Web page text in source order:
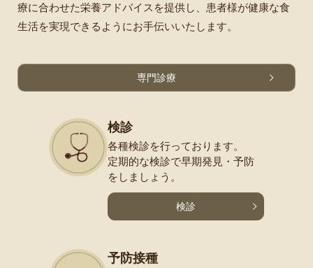
療に合わせた栄養アドバイスを提供し、患者様が健康な食
生活を実現できるようにお手伝いいたします。
専門診療
検診
各種検診を行っております。
定期的な検診で早期発見・ 予防
をしましょう。
検診
予防接種